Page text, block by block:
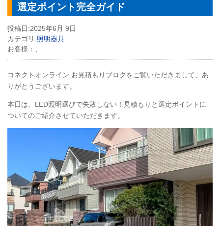
選定ポイント完全ガイド
投稿日:2025年6月 9日
カテゴリ:照明器具
お客様：
コネクトオンライン お見積もりブログをご覧いただきまして、あ
りがとうございます。
本日は、LED照明選びで失敗しない！見積もりと選定ポイントに
ついてのご紹介させていただきます。